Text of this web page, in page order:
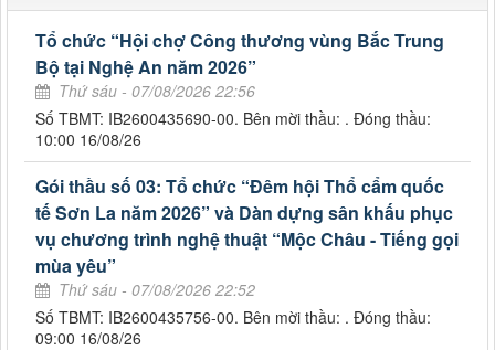
Tổ chức “Hội chợ Công thương vùng Bắc Trung
Bộ tại Nghệ An năm 2026”
Thứ sáu - 07/08/2026 22:56
Số TBMT: IB2600435690-00. Bên mời thầu: . Đóng thầu:
10:00 16/08/26
Gói thầu số 03: Tổ chức “Đêm hội Thổ cẩm quốc
tế Sơn La năm 2026” và Dàn dựng sân khấu phục
vụ chương trình nghệ thuật “Mộc Châu - Tiếng gọi
mùa yêu”
Thứ sáu - 07/08/2026 22:52
Số TBMT: IB2600435756-00. Bên mời thầu: . Đóng thầu:
09:00 16/08/26